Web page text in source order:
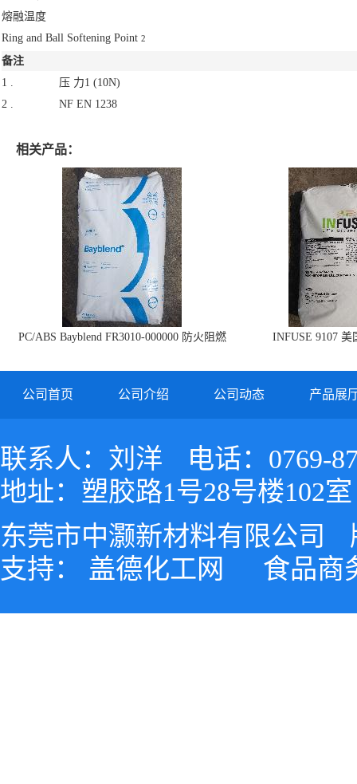
熔融温度
Ring and Ball Softening Point 2
备注
1 .
压 力1 (10N)
2 .
NF EN 1238
相关产品：
PC/ABS Bayblend FR3010-000000 防火阻燃
INFUSE 9107 美
公司首页 公司介绍 公司动态 产品展
联系人：刘洋
电话：0769-
地址：塑胶路1号28号楼102室
东莞市中灏新材料有限公司
支持： 盖德化工网 食品商